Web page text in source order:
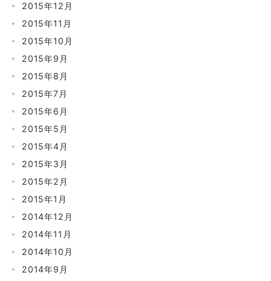
2015年12月
2015年11月
2015年10月
2015年9月
2015年8月
2015年7月
2015年6月
2015年5月
2015年4月
2015年3月
2015年2月
2015年1月
2014年12月
2014年11月
2014年10月
2014年9月